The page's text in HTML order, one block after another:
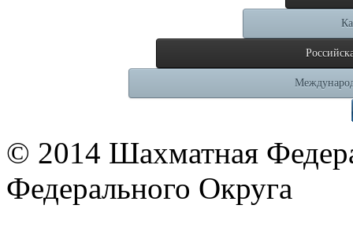
© 2014 Шахматная
Федерального Округа